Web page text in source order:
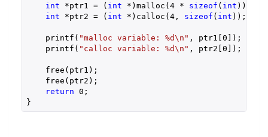
int *ptr1 = ( int *)malloc(4 * sizeof ( int ));
int *ptr2 = ( int *)calloc(4, sizeof ( int ));
    printf(
"malloc variable: %d\n" , ptr1[0 ]);
    printf(
"calloc variable: %d\n" , ptr2[0 ]);
    free(ptr1);
    free(ptr2);
return 0 ;
}